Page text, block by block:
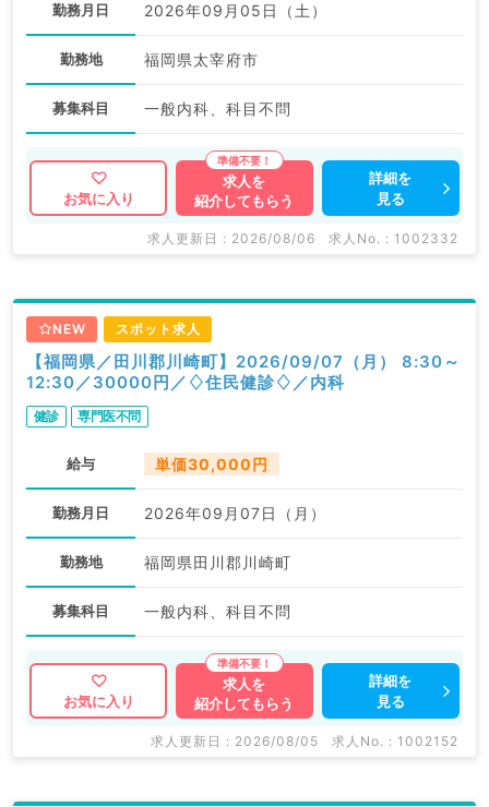
勤務月日 2026年09月05日（土）
勤務地 福岡県太宰府市
募集科目 一般内科、科目不問
お気に入り
求人を
紹介してもらう
詳細を
見る
求人更新日 : 2026/08/06 求人No. : 1002332
NEW スポット求人
【福岡県／田川郡川崎町】2026/09/07（月） 8:30～
12:30／30000円／♢住民健診♢／内科
健診 専門医不問
給与 単価30,000円
勤務月日 2026年09月07日（月）
勤務地 福岡県田川郡川崎町
募集科目 一般内科、科目不問
お気に入り
求人を
紹介してもらう
詳細を
見る
求人更新日 : 2026/08/05 求人No. : 1002152